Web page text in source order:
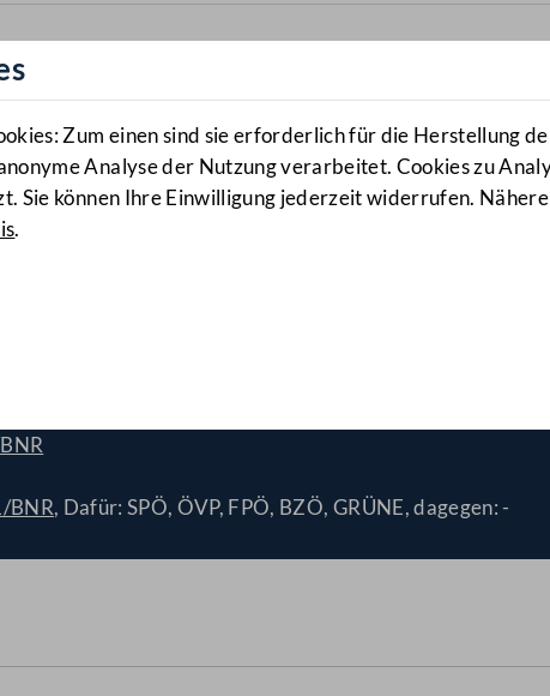
Zum einen sind sie erforderlich für die Herstellung
Analyse der Nutzung verarbeitet. Cookies zu
Sie können Ihre Einwilligung jederzeit widerrufen.
.
Übereinkommen von
BNR, Dafür: SPÖ, ÖVP, FPÖ, BZÖ, GRÜNE, dagegen: -